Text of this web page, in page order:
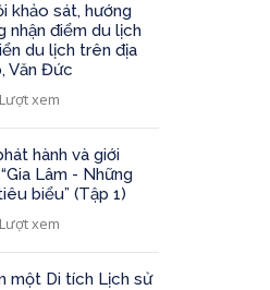
khảo sát, hướng
nhận điểm du lịch
du lịch trên địa
Văn Đức
xem
hành và giới
Lâm - Những
biểu” (Tập 1)
xem
một Di tích Lịch sử